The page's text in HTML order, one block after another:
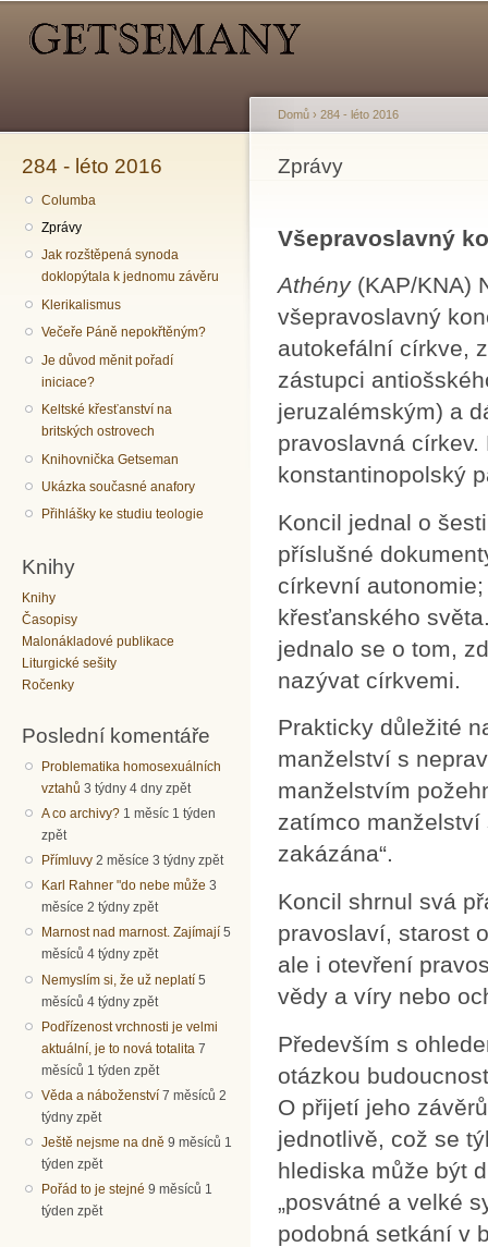
284 - léto 2016
Columba
Zprávy
Jak rozštěpená synoda
doklopýtala k jednomu závěru
Klerikalismus
Večeře Páně nepokřtěným?
Je důvod měnit pořadí
iniciace?
Keltské křesťanství na
britských ostrovech
Knihovnička Getseman
Ukázka současné anafory
Přihlášky ke studiu teologie
Knihy
Knihy
Časopisy
Malonákladové publikace
Liturgické sešity
Ročenky
Poslední komentáře
Problematika homosexuálních
vztahů 3 týdny 4 dny zpět
A co archivy? 1 měsíc 1 týden
zpět
Přímluvy 2 měsíce 3 týdny zpět
Karl Rahner "do nebe může 3
měsíce 2 týdny zpět
Marnost nad marnost. Zajímají 5
měsíců 4 týdny zpět
Nemyslím si, že už neplatí 5
měsíců 4 týdny zpět
Podřízenost vrchnosti je velmi
aktuální, je to nová totalita 7
měsíců 1 týden zpět
Věda a náboženství 7 měsíců 2
týdny zpět
Ještě nejsme na dně 9 měsíců 1
týden zpět
Pořád to je stejné 9 měsíců 1
týden zpět
Jste zde
Domů › 284 - léto 2016
Zprávy
Všepravoslavný
Athény(KAP/KNA)
všepravoslavný
autokefální církve,
zástupci
jeruzalémským) a
pravoslavná
konstantinopolský
Koncil jednal o
příslušné
církevní
křesťanského
jednalo se o tom,
nazývat církvemi.
Prakticky důležité
manželství s
manželstvím
zatímco manželství
zakázána“.
Koncil shrnul svá
pravoslaví, starost
ale i otevření
vědy a víry nebo
Především s
otázkou
O přijetí jeho
jednotlivě, což se
hlediska může být
„posvátné a velké
podobná setkání v